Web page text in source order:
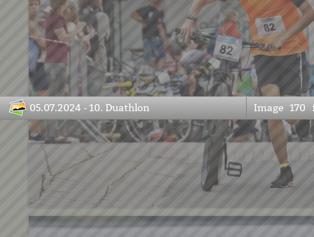
05.07.2024 - 10. Duathlon Image 170